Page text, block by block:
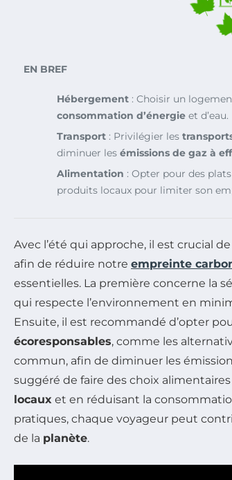
EN BREF
Hébergement : Choisir un
consommation d’énergie et d’eau.
Transport : Privilégier les
diminuer les émissions de gaz à
Alimentation : Opter pour des
produits locaux pour limiter son
Avec l’été qui approche, il est crucial
afin de réduire notre empreinte
essentielles. La première concerne la
qui respecte l’environnement en
Ensuite, il est recommandé d’opter
écoresponsables, comme les
commun, afin de diminuer les
suggéré de faire des choix
locaux et en réduisant la
pratiques, chaque voyageur peut
de la planète.